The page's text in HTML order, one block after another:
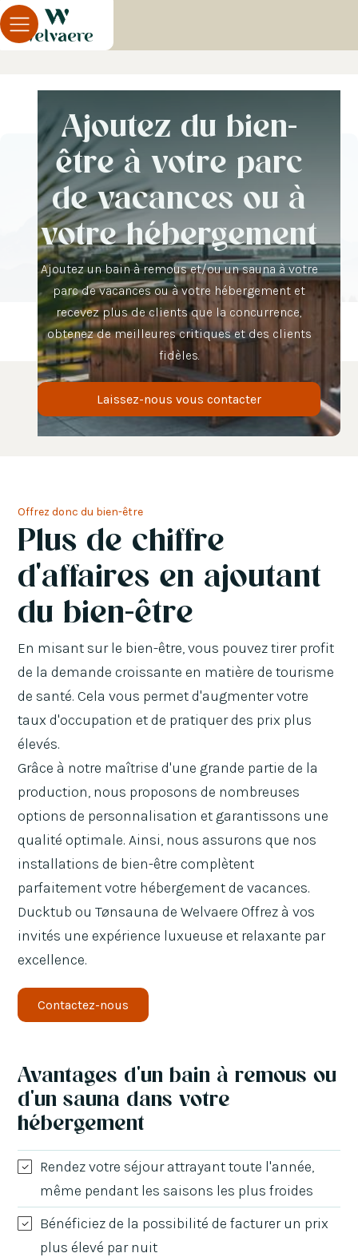
Ajoutez du bien-
être à votre parc
de vacances ou à
votre hébergement
Ajoutez un bain à remous et/ou un sauna à votre
parc de vacances ou à votre hébergement et
recevez plus de clients que la concurrence,
obtenez de meilleures critiques et des clients
fidèles.
Laissez-nous vous contacter
Offrez donc du bien-être
Plus de chiffre
d'affaires en ajoutant
du bien-être
En misant sur le bien-être, vous pouvez tirer profit
de la demande croissante en matière de tourisme
de santé. Cela vous permet d'augmenter votre
taux d'occupation et de pratiquer des prix plus
élevés.
Grâce à notre maîtrise d'une grande partie de la
production, nous proposons de nombreuses
options de personnalisation et garantissons une
qualité optimale. Ainsi, nous assurons que nos
installations de bien-être complètent
parfaitement votre hébergement de vacances.
Ducktub ou Tønsauna de Welvaere Offrez à vos
invités une expérience luxueuse et relaxante par
excellence.
Contactez-nous
Avantages d'un bain à remous ou
d'un sauna dans votre
hébergement
Rendez votre séjour attrayant toute l'année,
même pendant les saisons les plus froides
Bénéficiez de la possibilité de facturer un prix
plus élevé par nuit